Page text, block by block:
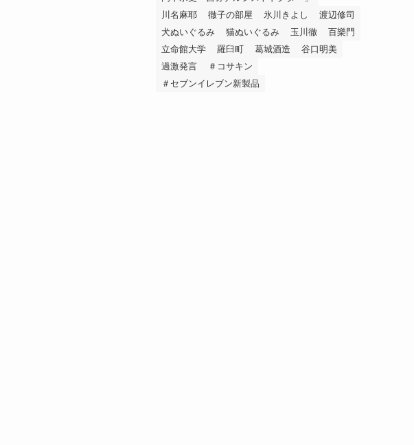
川名麻耶
徹子の部屋 氷川きよし
渡辺修司
犬ぬいぐるみ
猫ぬいぐるみ 玉川徹
百樂門
立命館大学
羅臼町 葛城酒造
谷口明美
過激発言
＃コサキン
＃セブンイレブン新製品